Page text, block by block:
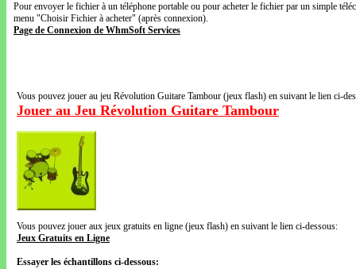
Pour envoyer le fichier à un téléphone portable ou pour acheter le fichier par un simple
menu "Choisir Fichier à acheter" (après connexion).
Page de Connexion de WhmSoft Services
Vous pouvez jouer au jeu Révolution Guitare Tambour (jeux flash) en suivant le lien ci-
Jouer au Jeu Révolution Guitare Tambour
Vous pouvez jouer aux jeux gratuits en ligne (jeux flash) en suivant le lien ci-dessous:
Jeux Gratuits en Ligne
Essayer les échantillons ci-dessous: